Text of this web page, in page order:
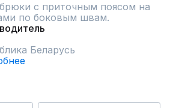
с приточным поясом на
по боковым швам.
Беларусь